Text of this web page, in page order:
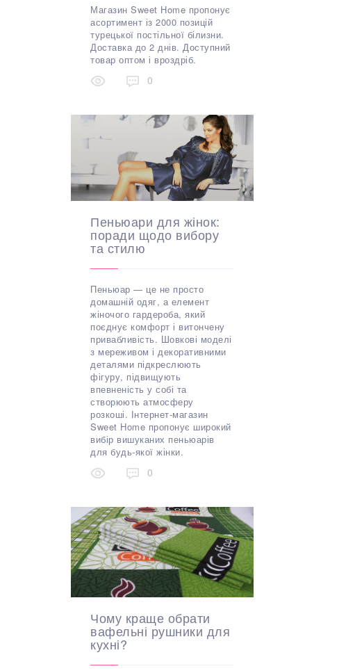
Магазин Sweet Home пропонує
асортимент із 2000 позицій
турецької постільної білизни.
Доставка до 2 днів. Доступний
товар оптом і вроздріб.
0
Пеньюари для жінок:
поради щодо вибору
та стилю
Пеньюар — це не просто
домашній одяг, а елемент
жіночого гардероба, який
поєднує комфорт і витончену
привабливість. Шовкові моделі
з мереживом і декоративними
деталями підкреслюють
фігуру, підвищують
впевненість у собі та
створюють атмосферу
розкоші. Інтернет-магазин
Sweet Home пропонує широкий
вибір вишуканих пеньюарів
для будь-якої жінки.
0
Чому краще обрати
вафельні рушники для
кухні?